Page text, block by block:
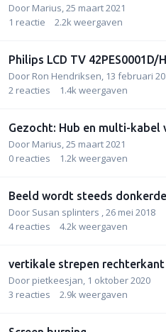
Door Marius 25 maart 2021
1 reactie 2.2k weergaven
Philips LCD TV 42PES0001D/H
Door Ron Hendriksen 13 februari
2 reacties 1.4k weergaven
Gezocht: Hub en multi-kabel
Door Marius 25 maart 2021
0 reacties 1.2k weergaven
Beeld wordt steeds
Door Susan splinters 26 mei 2018
4 reacties 4.2k weergaven
vertikale strepen rechterkant
Door pietkeesjan 1 oktober 2020
3 reacties 2.9k weergaven